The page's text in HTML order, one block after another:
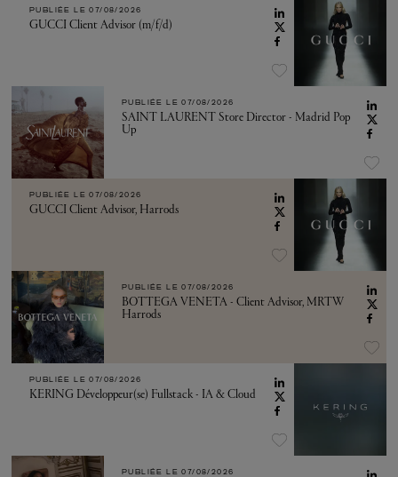
PUBLIÉE LE 07/08/2026
GUCCI Client Advisor (m/f/d)
PUBLIÉE LE 07/08/2026
SAINT LAURENT Store Director - Madrid Pop
Up
PUBLIÉE LE 07/08/2026
GUCCI Client Advisor, Harrods
PUBLIÉE LE 07/08/2026
BOTTEGA VENETA - Client Advisor, MRTW
Harrods
PUBLIÉE LE 07/08/2026
KERING Développeur(se) Fullstack - IA & Cloud
PUBLIÉE LE 07/08/2026